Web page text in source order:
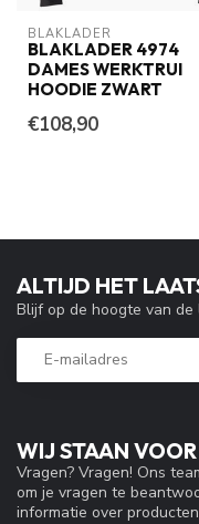
BLAKLADER
BLAKLADER 4974
DAMES WERKTRUI
HOODIE ZWART
€108,90
WIJ STAAN
Vragen? Vragen! Ons
om je vragen te
informatie over
ALTIJD HET
Blijf op de hoogte van